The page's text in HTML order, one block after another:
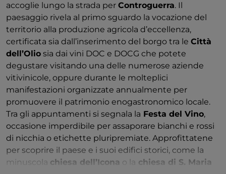
accoglie lungo la strada per Controguerra. Il
paesaggio rivela al primo sguardo la vocazione del
territorio alla produzione agricola d’eccellenza,
certificata sia dall’inserimento del borgo tra le Città
dell’Olio sia dai vini DOC e DOCG che potete
degustare visitando una delle numerose aziende
vitivinicole, oppure durante le molteplici
manifestazioni organizzate annualmente per
promuovere il patrimonio enogastronomico locale.
Tra gli appuntamenti si segnala la Festa del Vino,
occasione imperdibile per assaporare bianchi e rossi
di nicchia o etichette pluripremiate. Approfittatene
per scoprire il paese e i suoi edifici storici, come la
minuscola chiesa dell’Icona o la chiesa di S. Maria